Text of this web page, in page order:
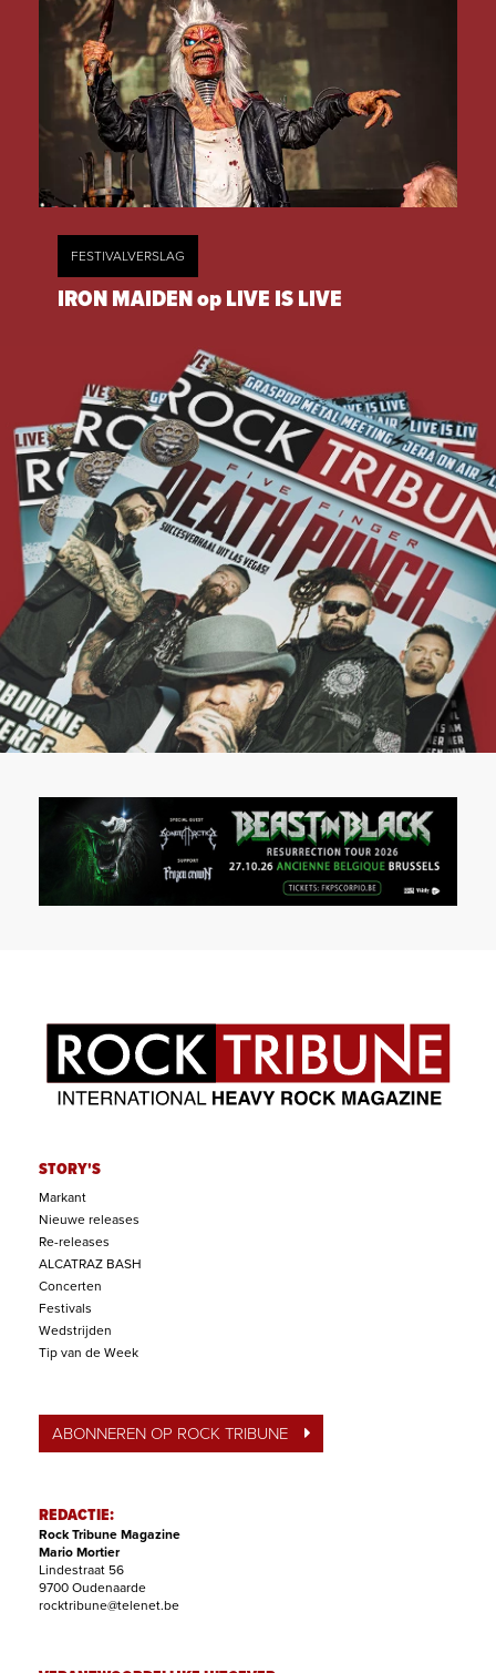
FESTIVALVERSLAG
IRON MAIDEN op LIVE IS LIVE
STORY'S
Markant
Nieuwe releases
Re-releases
ALCATRAZ BASH
Concerten
Festivals
Wedstrijden
Tip van de Week
ABONNEREN OP ROCK TRIBUNE
REDACTIE:
Rock Tribune Magazine
Mario Mortier
Lindestraat 56
9700 Oudenaarde
rocktribune@telenet.be